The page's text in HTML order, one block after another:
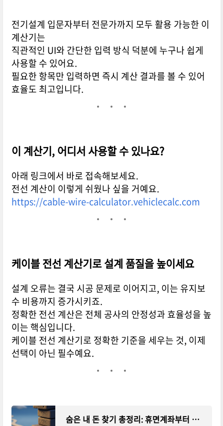
전기설계 입문자부터 전문가까지 모두 활용 가능한 이
계산기는
직관적인 UI와 간단한 입력 방식 덕분에 누구나 쉽게
사용할 수 있어요.
필요한 항목만 입력하면 즉시 계산 결과를 볼 수 있어
효율도 최고입니다.
이 계산기, 어디서 사용할 수 있나요?
아래 링크에서 바로 접속해보세요.
전선 계산이 이렇게 쉬웠나 싶을 거예요.
https://cable-wire-calculator.vehiclecalc.com
케이블 전선 계산기로 설계 품질을 높이세요
설계 오류는 결국 시공 문제로 이어지고, 이는 유지보
수 비용까지 증가시키죠.
정확한 전선 계산은 전체 공사의 안정성과 효율성을 높
이는 핵심입니다.
케이블 전선 계산기로 정확한 기준을 세우는 것, 이제
선택이 아닌 필수예요.
숨은 내 돈 찾기 총정리: 휴면계좌부터 카드포인트까지 한눈에 조회